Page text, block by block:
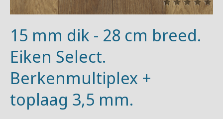
15 mm dik - 28 cm breed.
Eiken Select.
Berkenmultiplex +
toplaag 3,5 mm.